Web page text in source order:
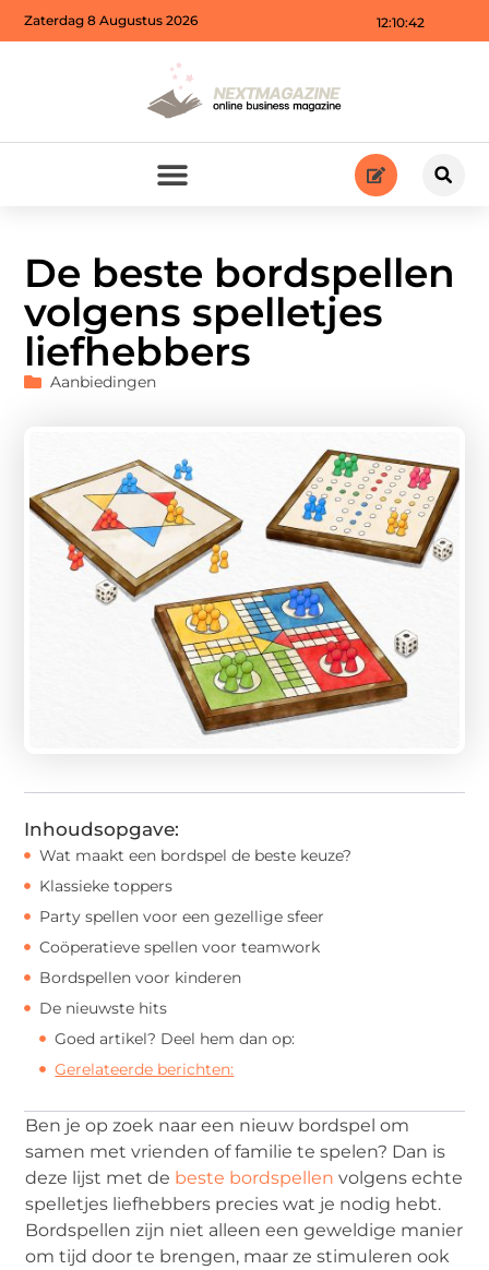
12:10:44
Zaterdag 8 Augustus 2026
De beste bordspellen
volgens spelletjes
liefhebbers
Aanbiedingen
Inhoudsopgave:
Wat maakt een bordspel de beste keuze?
Klassieke toppers
Party spellen voor een gezellige sfeer
Coöperatieve spellen voor teamwork
Bordspellen voor kinderen
De nieuwste hits
Goed artikel? Deel hem dan op:
Gerelateerde berichten:
Ben je op zoek naar een nieuw bordspel om
samen met vrienden of familie te spelen? Dan is
deze lijst met de beste bordspellen volgens echte
spelletjes liefhebbers precies wat je nodig hebt.
Bordspellen zijn niet alleen een geweldige manier
om tijd door te brengen, maar ze stimuleren ook